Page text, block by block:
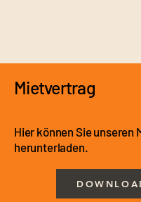
Mietvertrag
Hier können Sie unseren
herunterladen.